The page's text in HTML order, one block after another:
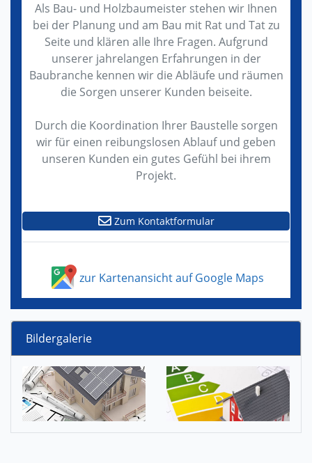
Als Bau- und Holzbaumeister stehen wir Ihnen
bei der Planung und am Bau mit Rat und Tat zu
Seite und klären alle Ihre Fragen. Aufgrund
unserer jahrelangen Erfahrungen in der
Baubranche kennen wir die Abläufe und räumen
die Sorgen unserer Kunden beiseite.
Durch die Koordination Ihrer Baustelle sorgen
wir für einen reibungslosen Ablauf und geben
unseren Kunden ein gutes Gefühl bei ihrem
Projekt.
Zum Kontaktformular
zur Kartenansicht auf Google Maps
Bildergalerie